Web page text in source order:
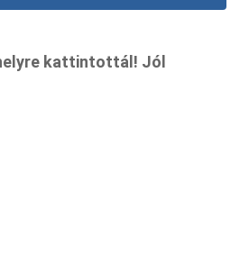
kattintottál! Jól